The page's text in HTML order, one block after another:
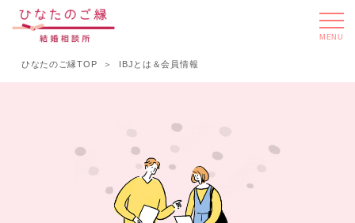
MENU
ひなたのご縁TOP IBJとは＆会員情報